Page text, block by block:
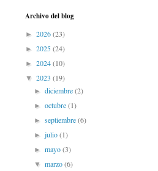
Archivo del blog
► 2026(23)
► 2025(24)
► 2024(10)
▼ 2023 (19)
►diciembre(2)
►octubre(1)
►septiembre(6)
►julio(1)
►mayo(3)
▼marzo(6)